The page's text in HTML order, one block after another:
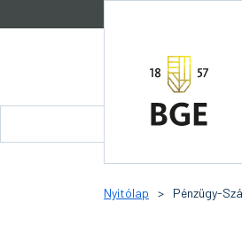
Nyitólap > Pénzügy-